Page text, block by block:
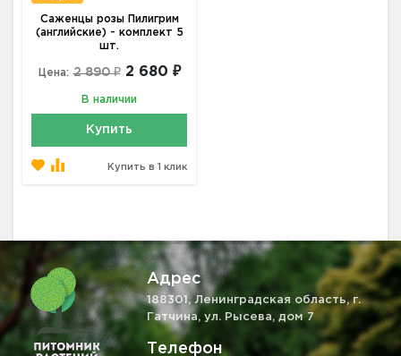
Саженцы розы Пилигрим
(английские) - комплект 5
шт.
Цена: 2 890 ₽ 2 680 ₽
В наличии
Купить
Купить в 1 клик
Адрес
188301, Ленинградская область, г.
Гатчина, ул. Рысева, дом 7
Телефон